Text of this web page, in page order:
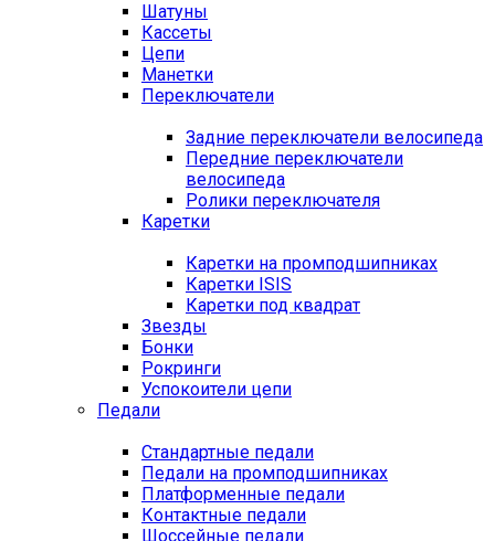
Шатуны
Кассеты
Цепи
Манетки
Переключатели
Задние переключатели велосипеда
Передние переключатели
велосипеда
Ролики переключателя
Каретки
Каретки на промподшипниках
Каретки ISIS
Каретки под квадрат
Звезды
Бонки
Рокринги
Успокоители цепи
Педали
Стандартные педали
Педали на промподшипниках
Платформенные педали
Контактные педали
Шоссейные педали